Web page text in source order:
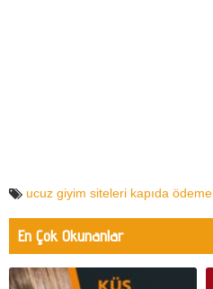
ucuz giyim siteleri kapıda ödeme
En Çok Okunanlar